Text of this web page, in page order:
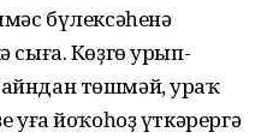
бүлексәһенә
сыға. Көҙгө урып-
төшмәй, ураҡ
уға йоҡоһоҙ үткәрергә